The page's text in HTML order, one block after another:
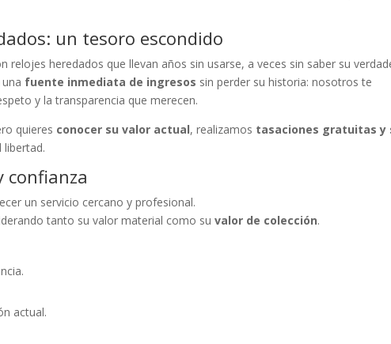
un tesoro escondido
relojes heredados que llevan años sin usarse, a veces sin saber su
fuente inmediata de ingresos sin perder su historia: nosotros te
y la transparencia que merecen.
quieres conocer su valor actual, realizamos tasaciones gratuitas y
libertad.
confianza
un servicio cercano y profesional.
tanto su valor material como suvalor de colección.
actual.